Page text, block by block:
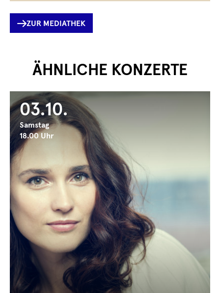
ZUR MEDIATHEK
ÄHNLICHE KONZERTE
03.10.
Samstag
18.00 Uhr